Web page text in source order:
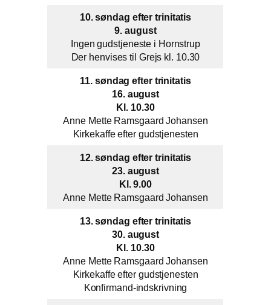
10. søndag efter trinitatis
9. august
Ingen gudstjeneste i Hornstrup
Der henvises til Grejs kl. 10.30
11. søndag efter trinitatis
16. august
Kl. 10.30
Anne Mette Ramsgaard Johansen
Kirkekaffe efter gudstjenesten
12. søndag efter trinitatis
23. august
Kl. 9.00
Anne Mette Ramsgaard Johansen
13. søndag efter trinitatis
30. august
Kl. 10.30
Anne Mette Ramsgaard Johansen
Kirkekaffe efter gudstjenesten
Konfirmand-indskrivning